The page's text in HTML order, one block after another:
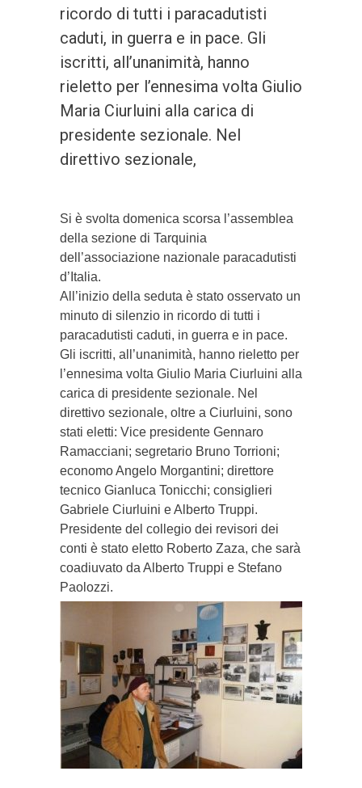
ricordo di tutti i paracadutisti
caduti, in guerra e in pace. Gli
iscritti, all’unanimità, hanno
rieletto per l’ennesima volta Giulio
Maria Ciurluini alla carica di
presidente sezionale. Nel
direttivo sezionale,
Si è svolta domenica scorsa l’assemblea
della sezione di Tarquinia
dell’associazione nazionale paracadutisti
d’Italia.
All’inizio della seduta è stato osservato un
minuto di silenzio in ricordo di tutti i
paracadutisti caduti, in guerra e in pace.
Gli iscritti, all’unanimità, hanno rieletto per
l’ennesima volta Giulio Maria Ciurluini alla
carica di presidente sezionale. Nel
direttivo sezionale, oltre a Ciurluini, sono
stati eletti: Vice presidente Gennaro
Ramacciani; segretario Bruno Torrioni;
economo Angelo Morgantini; direttore
tecnico Gianluca Tonicchi; consiglieri
Gabriele Ciurluini e Alberto Truppi.
Presidente del collegio dei revisori dei
conti è stato eletto Roberto Zaza, che sarà
coadiuvato da Alberto Truppi e Stefano
Paolozzi.